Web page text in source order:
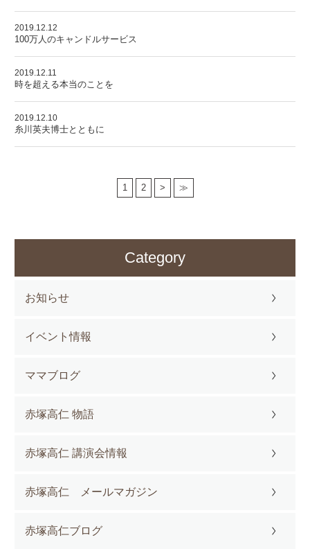
2019.12.12
100万人のキャンドルサービス
2019.12.11
時を超える本当のことを
2019.12.10
糸川英夫博士とともに
1 2 > ≫
Category
お知らせ
イベント情報
ママブログ
赤塚高仁 物語
赤塚高仁 講演会情報
赤塚高仁 メールマガジン
赤塚高仁ブログ